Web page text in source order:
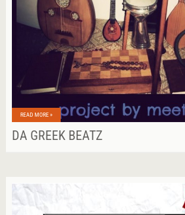
READ MORE »
DA GREEK BEATZ